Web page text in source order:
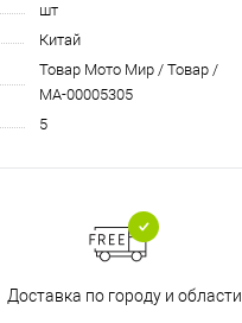
шт
Китай
Товар Мото Мир / Товар /
МА-00005305
5
Доставка по городу и области